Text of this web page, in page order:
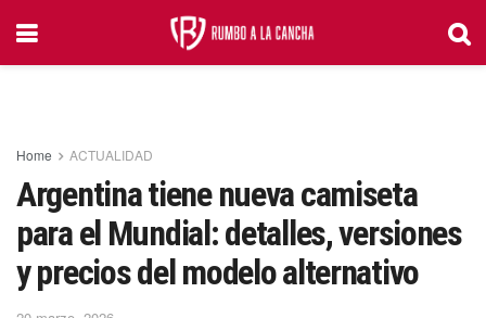
Home ACTUALIDAD
Argentina tiene nueva camiseta
para el Mundial: detalles, versiones
y precios del modelo alternativo